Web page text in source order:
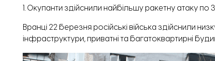
1. Окупанти здійснили найбільшу ракетну атаку
Вранці 22 березня російські війська здійснили
інфраструктури, приватні та багатоквартирні